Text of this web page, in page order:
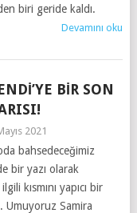
biri geride kaldı.
Devamını oku
BIR SON
2021
bahsedeceğimiz
bir yazı olarak
kısmını yapıcı bir
Umuyoruz Samira